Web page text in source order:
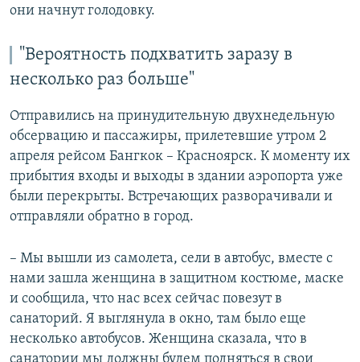
они начнут голодовку.
"Вероятность подхватить заразу в
несколько раз больше"
Отправились на принудительную двухнедельную
обсервацию и пассажиры, прилетевшие утром 2
апреля рейсом Бангкок – Красноярск. К моменту их
прибытия входы и выходы в здании аэропорта уже
были перекрыты. Встречающих разворачивали и
отправляли обратно в город.
– Мы вышли из самолета, сели в автобус, вместе с
нами зашла женщина в защитном костюме, маске
и сообщила, что нас всех сейчас повезут в
санаторий. Я выглянула в окно, там было еще
несколько автобусов. Женщина сказала, что в